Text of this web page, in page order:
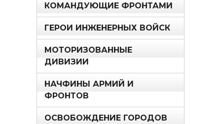
КОМАНДУЮЩИЕ ФРОНТАМИ
ГЕРОИ ИНЖЕНЕРНЫХ ВОЙСК
МОТОРИЗОВАННЫЕ
ДИВИЗИИ
НАЧФИНЫ АРМИЙ И
ФРОНТОВ
ОСВОБОЖДЕНИЕ ГОРОДОВ